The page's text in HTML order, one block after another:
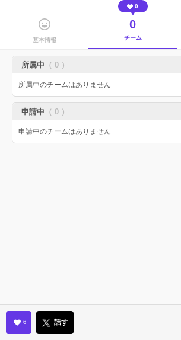
基本情報
0
0
チーム
所属中 （ 0 ）
所属中のチームはありません
申請中 （ 0 ）
申請中のチームはありません
6 話す